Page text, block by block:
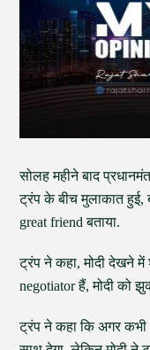
सोलह महीने बाद
ट्रंप के बीच मुलाकात हुई,
great friend बताया.
ट्रंप ने कहा, मोदी देखने
negotiator हैं, मोदी को
ट्रंप ने कहा कि अगर कभी